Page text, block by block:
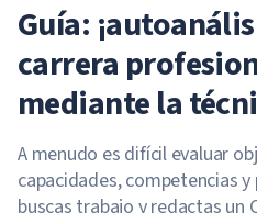
Guía:
carrera
mediante la
A menudo es difícil evaluar
capacidades, competencias
buscas trabajo y redactas un